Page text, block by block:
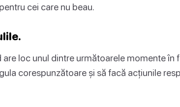
cei care nu beau.
loc unul dintre următoarele momente în
corespunzătoare și să facă acțiunile